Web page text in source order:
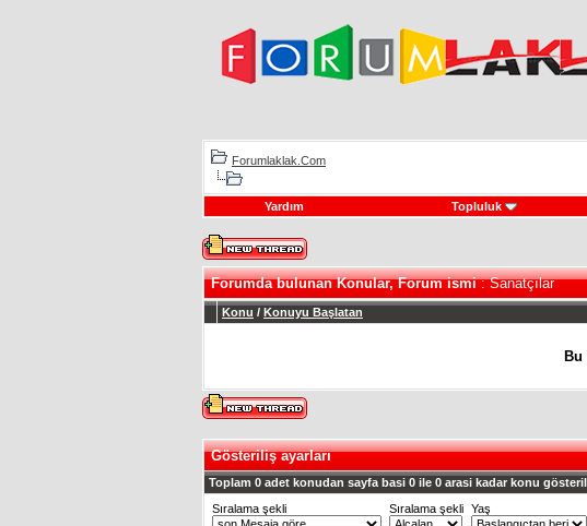
Forumlaklak.Com
Yardım Topluluk
Forumda bulunan Konular, Forum ismi: Sanatçılar
Konu / Konuyu Başlatan
Gösteriliş ayarları
Toplam 0 adet konudan sayfa basi 0 ile 0 arasi kadar konu
Sıralama şekli
Sıralama şekli Yaş